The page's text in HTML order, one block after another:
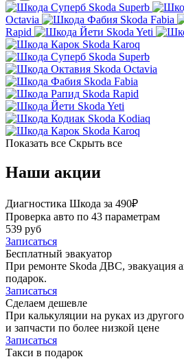
Skoda Superb
Octavia
Skoda Fabia
Rapid
Skoda Yeti
Skoda Karoq
Skoda Superb
Skoda Octavia
Skoda Fabia
Skoda Rapid
Skoda Yeti
Skoda Kodiaq
Skoda Karoq
Показать все Скрыть все
Наши акции
Диагностика Шкода за 490₽
Проверка авто по 43 параметрам
539 руб
Записаться
Бесплатный эвакуатор
При ремонте Skoda ДВС, эвакуация
подарок.
Записаться
Сделаем дешевле
При калькуляции на руках из
и запчасти по более низкой цене
Записаться
Такси в подарок